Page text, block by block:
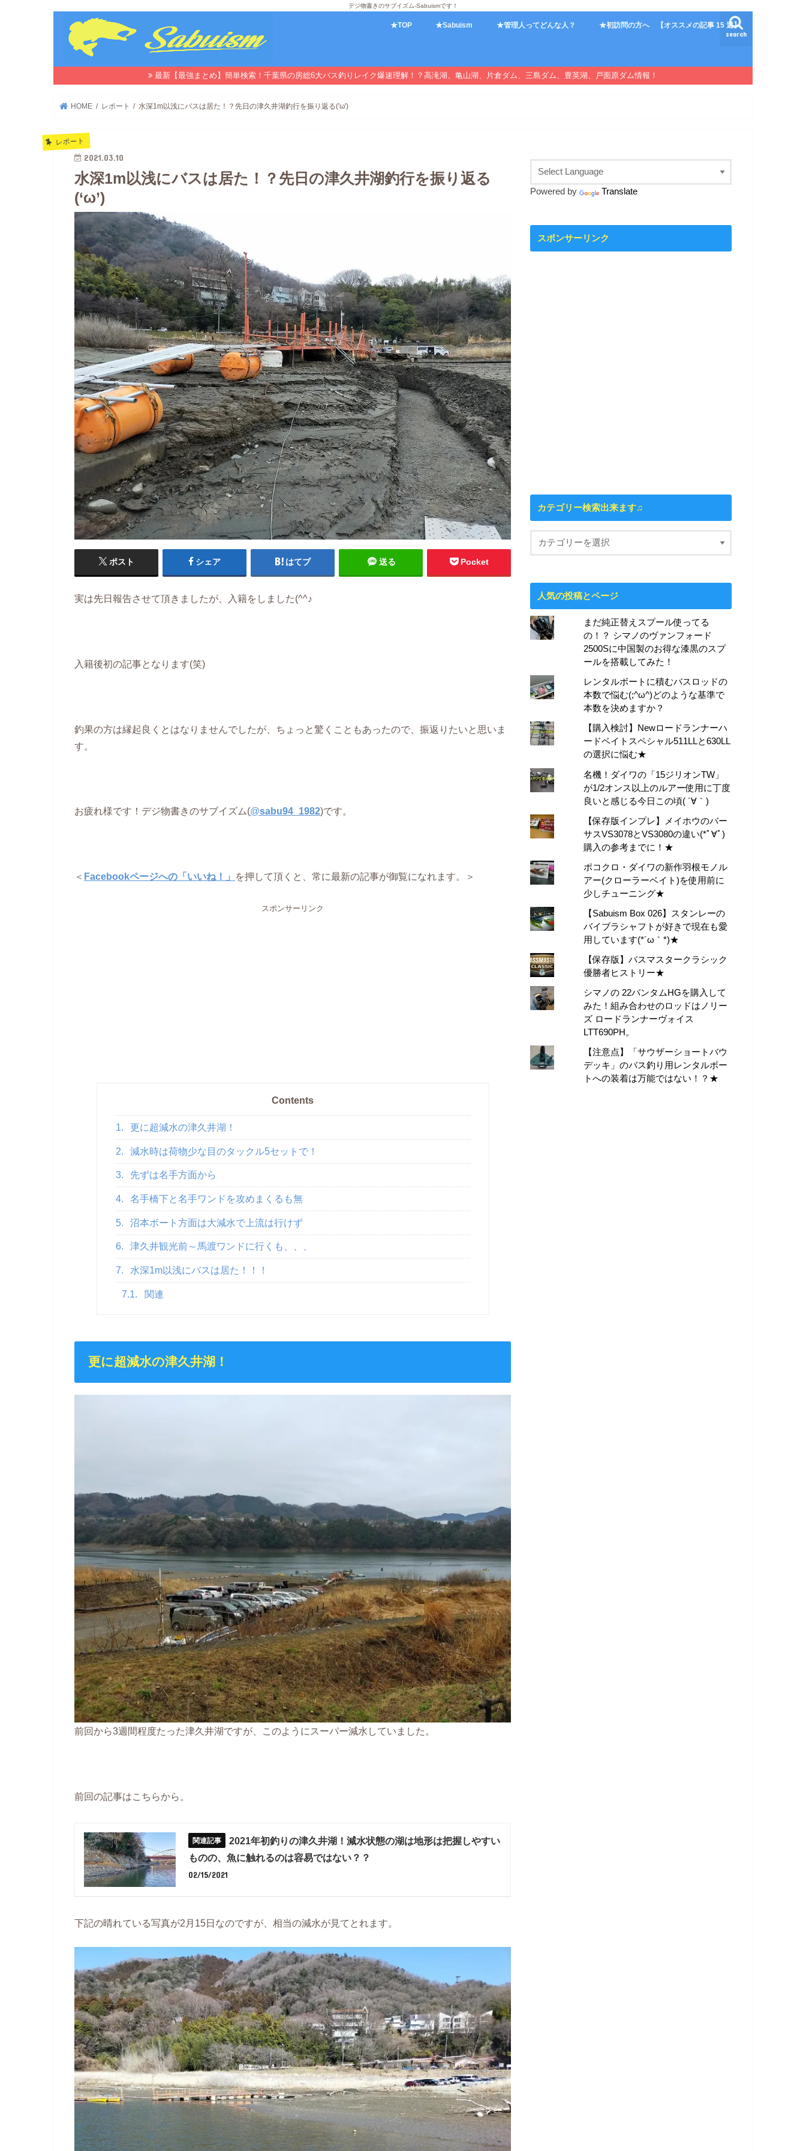
デジ物書きのサブイズム-Sabuismです！
search
★TOP ★Sabuism ★管理人ってどんな人？ ★初訪問の方へ 【オススメの記事 15 選】
最新【最強まとめ】簡単検索！千葉県の房総6大バス釣りレイク爆速理解！？高滝湖、亀山湖、片倉ダム、三島ダム、豊英湖、戸面原ダム情報！
HOME レポート 水深1m以浅にバスは居た！？先日の津久井湖釣行を振り返る('ω')
レポート
2021.03.10
水深1m以浅にバスは居た！？先日の津久井湖釣行を振り返る
(‘ω’)
ポスト シェア はてブ 送る Pocket
実は先日報告させて頂きましたが、入籍をしました(^^♪
入籍後初の記事となります(笑)
釣果の方は縁起良くとはなりませんでしたが、ちょっと驚くこともあったので、振返りたいと思いま
す。
お疲れ様です！デジ物書きのサブイズム(@sabu94_1982)です。
＜ Facebookページへの「いいね！」 を押して頂くと、常に最新の記事が御覧になれます。＞
スポンサーリンク
Contents
1. 更に超減水の津久井湖！
2. 減水時は荷物少な目のタックル5セットで！
3. 先ずは名手方面から
4. 名手橋下と名手ワンドを攻めまくるも無
5. 沼本ボート方面は大減水で上流は行けず
6. 津久井観光前～馬渡ワンドに行くも、、、
7. 水深1m以浅にバスは居た！！！
7.1. 関連
更に超減水の津久井湖！
前回から3週間程度たった津久井湖ですが、このようにスーパー減水していました。
前回の記事はこちらから。
2021年初釣りの津久井湖！減水状態の湖は地形は把握しやすい
ものの、魚に触れるのは容易ではない？？
02/15/2021
下記の晴れている写真が2月15日なのですが、相当の減水が見てとれます。
Powered by Translate
スポンサーリンク
カテゴリー検索出来ます♫
人気の投稿とページ
まだ純正替えスプール使ってる
の！？ シマノのヴァンフォード
2500Sに中国製のお得な漆黒のスプ
ールを搭載してみた！
レンタルボートに積むバスロッドの
本数で悩む(;^ω^)どのような基準で
本数を決めますか？
【購入検討】Newロードランナーハ
ードベイトスペシャル511LLと630LL
の選択に悩む★
名機！ダイワの「15ジリオンTW」
が1/2オンス以上のルアー使用に丁度
良いと感じる今日この頃( ´∀｀)
【保存版インプレ】メイホウのバー
サスVS3078とVS3080の違い(*ﾟ∀ﾟ)
購入の参考までに！★
ポコクロ・ダイワの新作羽根モノル
アー(クローラーベイト)を使用前に
少しチューニング★
【Sabuism Box 026】スタンレーの
バイブラシャフトが好きで現在も愛
用しています(*´ω｀*)★
【保存版】バスマスタークラシック
優勝者ヒストリー★
シマノの 22バンタムHGを購入して
みた！組み合わせのロッドはノリー
ズ ロードランナーヴォイス
LTT690PH。
【注意点】「サウザーショートバウ
デッキ」のバス釣り用レンタルボー
トへの装着は万能ではない！？★